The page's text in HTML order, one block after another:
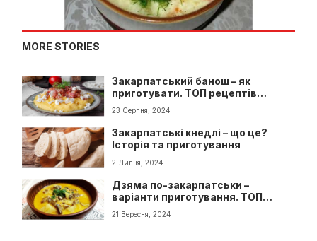
MORE STORIES
Закарпатський банош – як
приготувати. ТОП рецептів
баношу
23 Серпня, 2024
Закарпатські кнедлі – що це?
Історія та приготування
2 Липня, 2024
Дзяма по-закарпатськи –
варіанти приготування. ТОП
рецептів
21 Вересня, 2024